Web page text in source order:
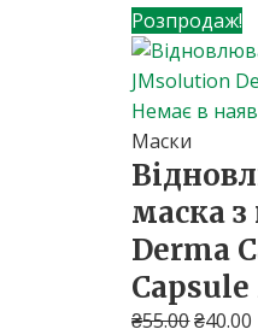
Розпродаж!
Немає в
Маски
маска
Derma
₴55.00₴40.00